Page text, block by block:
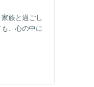
族と過ごし
、心の中に